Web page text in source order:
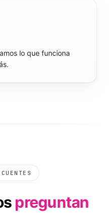
lo que funciona
preguntan